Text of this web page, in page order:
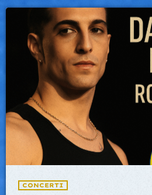
CONCERTI